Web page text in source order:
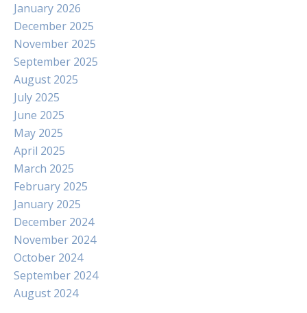
January 2026
December 2025
November 2025
September 2025
August 2025
July 2025
June 2025
May 2025
April 2025
March 2025
February 2025
January 2025
December 2024
November 2024
October 2024
September 2024
August 2024